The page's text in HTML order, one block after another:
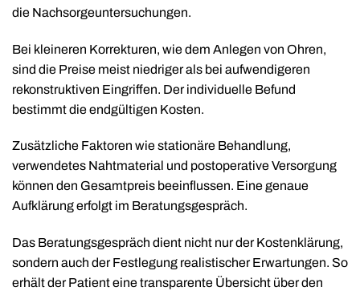
die Nachsorgeuntersuchungen.
Bei kleineren Korrekturen, wie dem Anlegen von Ohren,
sind die Preise meist niedriger als bei aufwendigeren
rekonstruktiven Eingriffen. Der individuelle Befund
bestimmt die endgültigen Kosten.
Zusätzliche Faktoren wie stationäre Behandlung,
verwendetes Nahtmaterial und postoperative Versorgung
können den Gesamtpreis beeinflussen. Eine genaue
Aufklärung erfolgt im Beratungsgespräch.
Das Beratungsgespräch dient nicht nur der Kostenklärung,
sondern auch der Festlegung realistischer Erwartungen. So
erhält der Patient eine transparente Übersicht über den